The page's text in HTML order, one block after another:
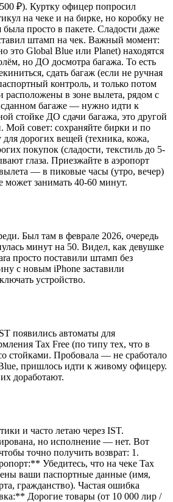
₽). Куртку офицер попросил
на чеке и на бирке, но коробку не
просто в пакете. Сладости даже
штамп на чек. Важный момент:
это Global Blue или Planet) находятся
но ДО досмотра багажа. То есть
сдать багаж (если не ручная
контроль, и только потом
расположены в зоне вылета, рядом с
сданном багаже — нужно идти к
стойке ДО сдачи багажа, это другой
Мой совет: сохраняйте бирки и по
дорогих вещей (техника, кожа,
покупок (сладости, текстиль до 5-
глаза. Приезжайте в аэропорт
— в пиковые часы (утро, вечер)
может занимать 40-60 минут.
Был там в феврале 2026, очередь
минут на 50. Видел, как девушке
просто поставили штамп без
с новым iPhone заставили
устройство.
появились автоматы для
Tax Free (по типу тех, что в
стойками. Пробовала — не сработало
пришлось идти к живому офицеру.
доработают.
и часто летаю через IST.
но исполнение — нет. Вот
точно получить возврат: 1.
Убедитесь, что на чеке Tax
ваши паспортные данные (имя,
гражданство). Частая ошибка
Дорогие товары (от 10 000 лир /